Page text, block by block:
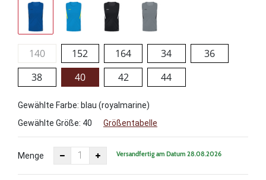
140 152 164 34
36
38
40 42 44
Gewählte Farbe: blau (royalmarine)
Gewählte Größe: 40 Größentabelle
Menge Versandfertig am Datum 28.08.2026